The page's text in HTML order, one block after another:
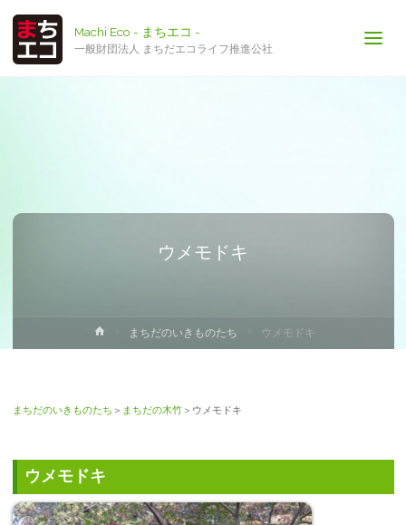
Machi Eco - まちエコ -
一般財団法人 まちだエコライフ推進公社
ウメモドキ
ー
まちだのいきものたち ウメモドキ
まちだのいきものたち ＞ まちだの木竹＞ウメモドキ
ウメモドキ